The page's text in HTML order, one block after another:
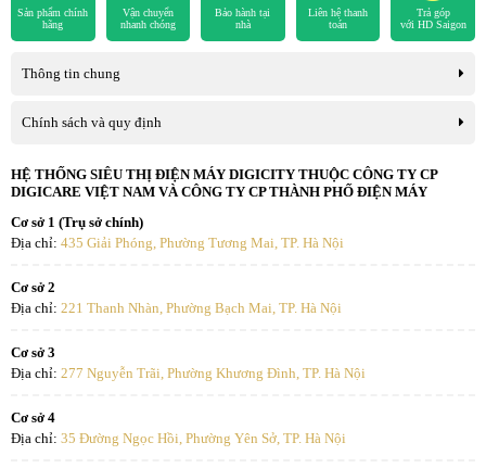
Hiệu quả thực tế trong sinh hoạt hàng
ngày
dụng. Với tính năng S-iFeel, chiếc điều khiển từ xa đóng vai trò như
một trạm cảm biến. Máy sẽ tự động điều chỉnh hướng gió và nhiệt
trạng chỗ này quá lạnh, chỗ kia quá nóng. Luồng gió thổi ra nhẹ
nhỏ và người già.
Sản phẩm chính
hãng
Vận chuyển
nhanh chóng
Bảo hành tại
nhà
Liên hệ thanh
toán
Trả góp
với HD Saigon
Thông tin chung
Chính sách và quy định
HỆ THỐNG SIÊU THỊ ĐIỆN MÁY DIGICITY THUỘC CÔNG TY CP
DIGICARE VIỆT NAM VÀ CÔNG TY CP THÀNH PHỐ ĐIỆN MÁY
Cơ sở 1 (Trụ sở chính)
Địa chỉ: 435 Giải Phóng, Phường Tương Mai, TP. Hà Nội
Cơ sở 2
Địa chỉ: 221 Thanh Nhàn, Phường Bạch Mai, TP. Hà Nội
Cơ sở 3
Địa chỉ: 277 Nguyễn Trãi, Phường Khương Đình, TP. Hà Nội
Cơ sở 4
Địa chỉ: 35 Đường Ngọc Hồi, Phường Yên Sở, TP. Hà Nội